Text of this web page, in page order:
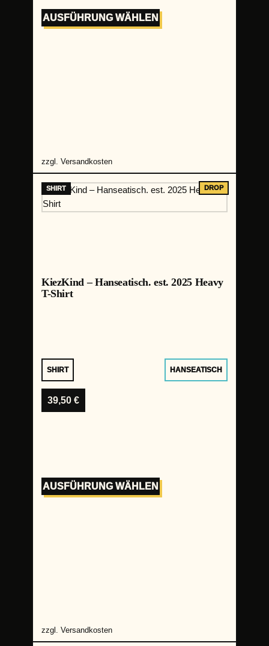
AUSFÜHRUNG WÄHLEN
zzgl. Versandkosten
KiezKind – Hanseatisch. est. 2025 Heavy
T-Shirt
SHIRT HANSEATISCH
39,50 €
AUSFÜHRUNG WÄHLEN
zzgl. Versandkosten